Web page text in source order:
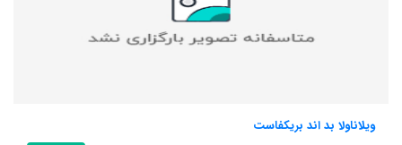
ویلاناولا بد اند بریکفاست